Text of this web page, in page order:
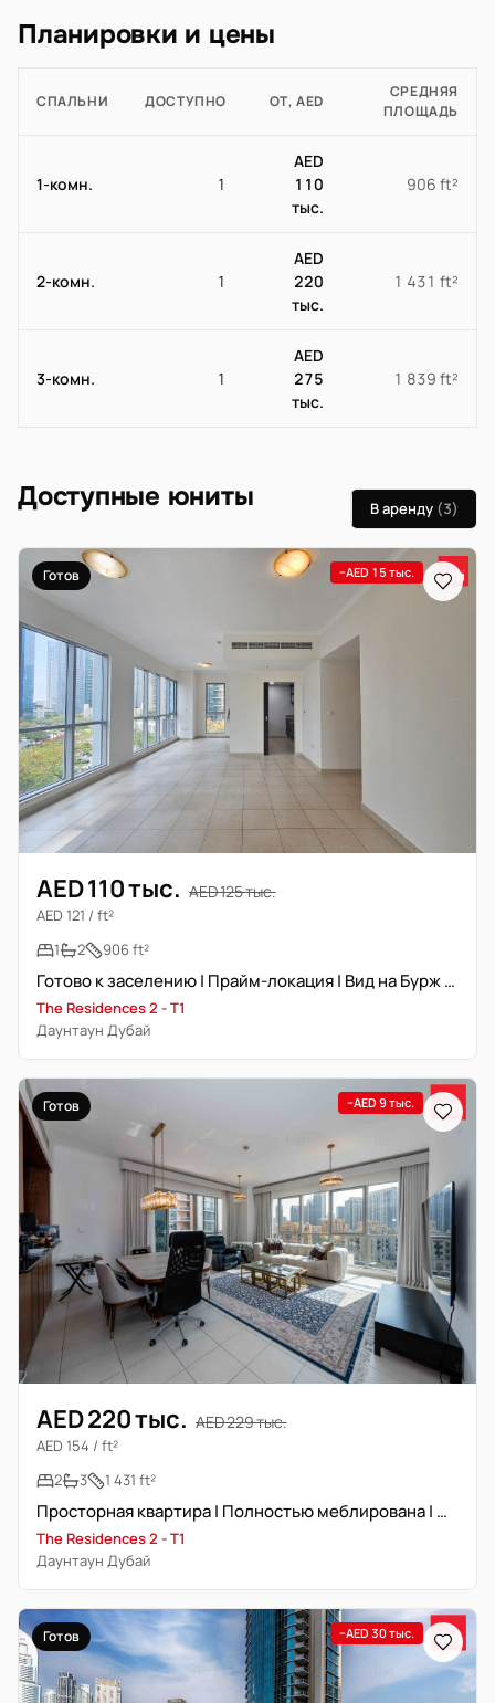
Планировки и цены
СПАЛЬНИ ДОСТУПНО ОТ, AED
СРЕДНЯЯ
ПЛОЩАДЬ
1-комн. 1
AED
110
тыс.
906 ft²
2-комн. 1
AED
220
тыс.
1 431 ft²
3-комн. 1
AED
275
тыс.
1 839 ft²
Доступные юниты В аренду (3)
Готов −AED 15 тыс.
AED 110 тыс. AED 125 тыс.
AED 121 / ft²
1
2 906 ft²
Готово к заселению | Прайм-локация | Вид на Бурж Халифа
The Residences 2 - T1
Даунтаун Дубай
Готов −AED 9 тыс.
AED 220 тыс. AED 229 тыс.
AED 154 / ft²
2
3 1 431 ft²
Просторная квартира | Полностью меблирована | Люкс-класс
The Residences 2 - T1
Даунтаун Дубай
Готов −AED 30 тыс.